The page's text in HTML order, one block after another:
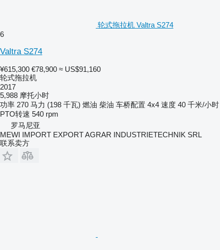
轮式拖拉机 Valtra S274
6
Valtra S274
¥615,300 €78,900 ≈ US$91,160
轮式拖拉机
2017
5,988 摩托小时
功率 270 马力 (198 千瓦) 燃油 柴油 车桥配置 4x4 速度 40 千米/小时
PTO转速 540 rpm
罗马尼亚
MEWI IMPORT EXPORT AGRAR INDUSTRIETECHNIK SRL
联系卖方